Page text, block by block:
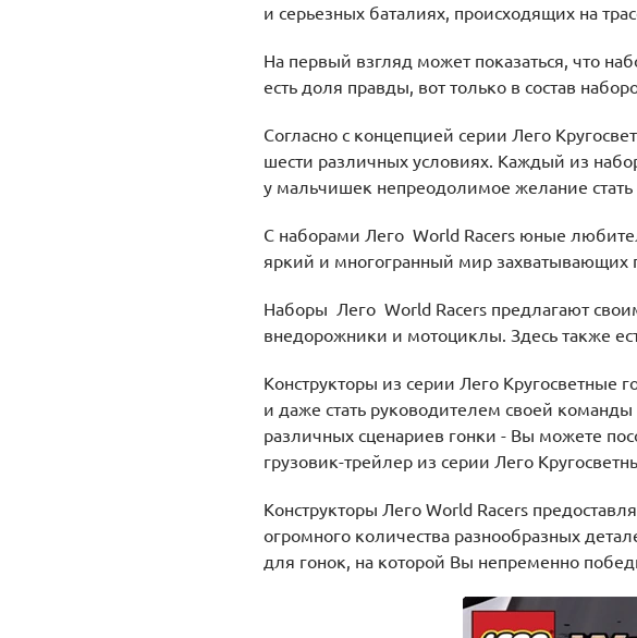
и серьезных баталиях, происходящих на
На первый взгляд может показаться, что
есть доля правды, вот только в состав
Согласно с концепцией серии Лего
шести различных условиях. Каждый из
у мальчишек непреодолимое желание стать
С наборами Лего World Racers юные
яркий и многогранный мир захватывающих
Наборы Лего World Racers предлагают
внедорожники и мотоциклы. Здесь также
Конструкторы из серии Лего Кругосветные
и даже стать руководителем своей
различных сценариев гонки - Вы можете
грузовик-трейлер из серии Лего
Конструкторы Лего World Racers
огромного количества разнообразных
для гонок, на которой Вы непременно